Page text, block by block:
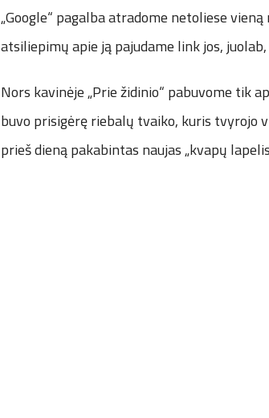
„Google“ pagalba atradome netoliese
atsiliepimų apie ją pajudame link jos,
Nors kavinėje „Prie židinio“ pabuvome tik
buvo prisigėrę riebalų tvaiko, kuris tvyrojo
prieš dieną pakabintas naujas „kvapų